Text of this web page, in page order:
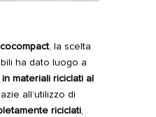
, la scelta
ha dato luogo a
materiali riciclati al
all’utilizzo di
riciclati,